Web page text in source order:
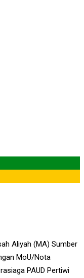
Aliyah (MA) Sumber
MoU/Nota
PAUD Pertiwi